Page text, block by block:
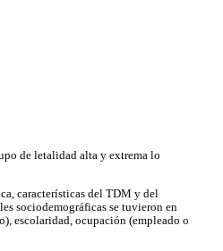
de letalidad alta y extrema lo
características del TDM y del
sociodemográficas se tuvieron en
escolaridad, ocupación (empleado o